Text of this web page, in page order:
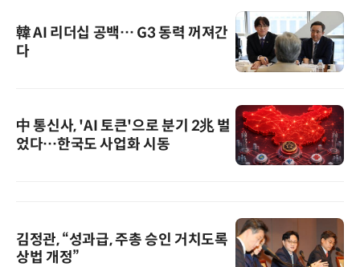
韓 AI 리더십 공백… G3 동력 꺼져간
다
中 통신사, 'AI 토큰'으로 분기 2兆 벌
었다…한국도 사업화 시동
김정관, “성과급, 주총 승인 거치도록
상법 개정”